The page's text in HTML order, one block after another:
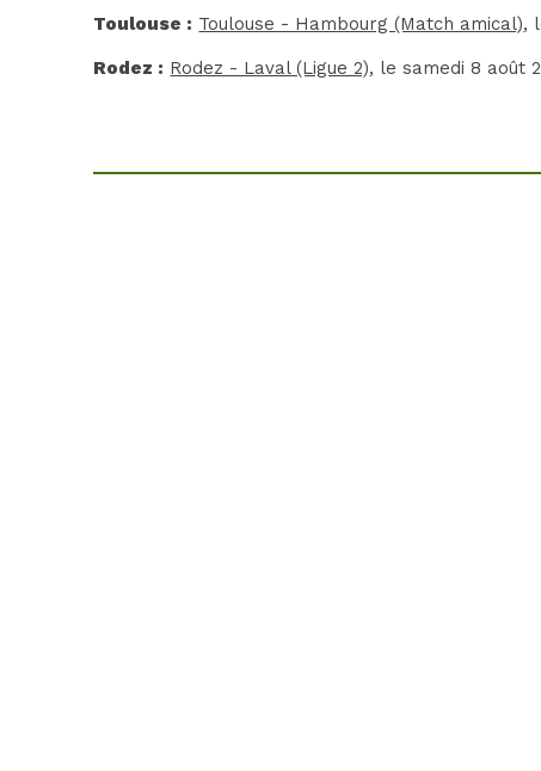
Toulouse : Toulouse - Hambourg (Match amical),
Rodez : Rodez - Laval (Ligue 2), le samedi 8 août